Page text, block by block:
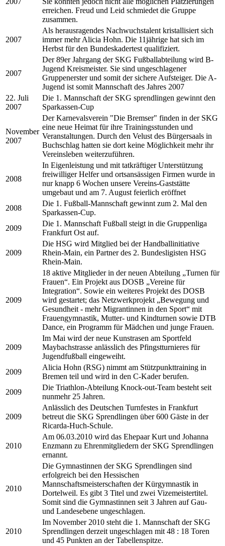
erreichen. Freud und Leid schmiedet die Gruppe
zusammen.
2007
Als herausragendes Nachwuchstalent kristallisiert sich
immer mehr Alicia Hohn. Die 11jährige hat sich im
Herbst für den Bundeskadertest qualifiziert.
2007
Der 89er Jahrgang der SKG Fußballabteilung wird B-
Jugend Kreismeister. Sie sind ungeschlagener
Gruppenerster und somit der sichere Aufsteiger. Die A-
Jugend ist somit Mannschaft des Jahres 2007
22. Juli
2007
Die 1. Mannschaft der SKG sprendlingen gewinnt den
Sparkassen-Cup
November
2007
Der Karnevalsverein "Die Bremser" finden in der SKG
eine neue Heimat für ihre Trainingsstunden und
Veranstaltungen. Durch den Velust des Bürgersaals in
Buchschlag hatten sie dort keine Möglichkeit mehr ihr
Vereinsleben weiterzuführen.
2008
In Eigenleistung und mit tatkräftiger Unterstützung
freiwilliger Helfer und ortsansässigen Firmen wurde in
nur knapp 6 Wochen unsere Vereins-Gaststätte
umgebaut und am 7. August feierlich eröffnet
2008
Die 1. Fußball-Mannschaft gewinnt zum 2. Mal den
Sparkassen-Cup.
2009
Die 1. Mannschaft Fußball steigt in die Gruppenliga
Frankfurt Ost auf.
2009
Die HSG wird Mitglied bei der Handballinitiative
Rhein-Main, ein Partner des 2. Bundesligisten HSG
Rhein-Main.
2009
18 aktive Mitglieder in der neuen Abteilung „Turnen für
Frauen“. Ein Projekt aus DOSB „Vereine für
Integration“. Sowie ein weiteres Projekt des DOSB
wird gestartet; das Netzwerkprojekt „Bewegung und
Gesundheit - mehr Migrantinnen in den Sport“ mit
Frauengymnastik, Mutter- und Kindturnen sowie DTB
Dance, ein Programm für Mädchen und junge Frauen.
2009
Im Mai wird der neue Kunstrasen am Sportfeld
Maybachstrasse anlässlich des Pfingstturnieres für
Jugendfußball eingeweiht.
2009
Alicia Hohn (RSG) nimmt am Stützpunkttraining in
Bremen teil und wird in den C-Kader berufen.
2009
Die Triathlon-Abteilung Knock-out-Team besteht seit
nunmehr 25 Jahren.
2009
Anlässlich des Deutschen Turnfestes in Frankfurt
betreut die SKG Sprendlingen über 600 Gäste in der
Ricarda-Huch-Schule.
2010
Am 06.03.2010 wird das Ehepaar Kurt und Johanna
Enzmann zu Ehrenmitgliedern der SKG Sprendlingen
ernannt.
2010
Die Gymnastinnen der SKG Sprendlingen sind
erfolgreich bei den Hessischen
Mannschaftsmeisterschaften der Kürgymnastik in
Dortelweil. Es gibt 3 Titel und zwei Vizemeistertitel.
Somit sind die Gymnastinnen seit 3 Jahren auf Gau-
und Landesebene ungeschlagen.
2010
Im November 2010 steht die 1. Mannschaft der SKG
Sprendlingen derzeit ungeschlagen mit 48 : 18 Toren
und 45 Punkten an der Tabellenspitze.